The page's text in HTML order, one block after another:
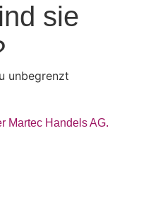
sie
unbegrenzt
Martec Handels AG.